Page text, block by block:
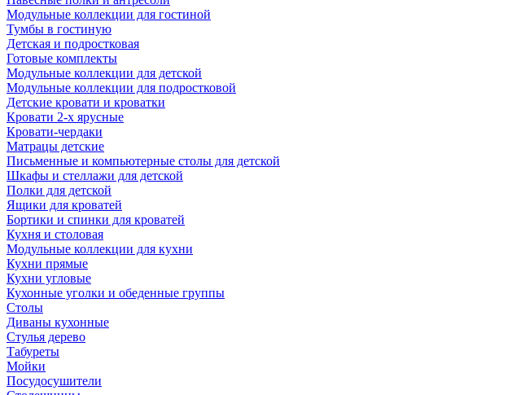
Модульные коллекции для гостиной
Тумбы в гостиную
Детская и подростковая
Готовые комплекты
Модульные коллекции для детской
Модульные коллекции для подростковой
Детские кровати и кроватки
Кровати 2-х ярусные
Кровати-чердаки
Матрацы детские
Письменные и компьютерные столы для детской
Шкафы и стеллажи для детской
Полки для детской
Ящики для кроватей
Бортики и спинки для кроватей
Кухня и столовая
Модульные коллекции для кухни
Кухни прямые
Кухни угловые
Кухонные уголки и обеденные группы
Столы
Диваны кухонные
Стулья дерево
Табуреты
Мойки
Посудосушители